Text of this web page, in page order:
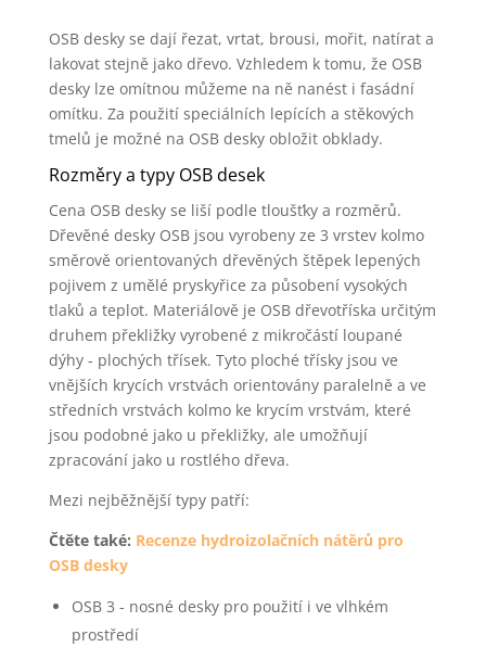
OSB desky se dají řezat, vrtat, brousi, mořit, natírat a
lakovat stejně jako dřevo. Vzhledem k tomu, že OSB
desky lze omítnou můžeme na ně nanést i fasádní
omítku. Za použití speciálních lepících a stěkových
tmelů je možné na OSB desky obložit obklady.
Rozměry a typy OSB desek
Cena OSB desky se liší podle tloušťky a rozměrů.
Dřevěné desky OSB jsou vyrobeny ze 3 vrstev kolmo
směrově orientovaných dřevěných štěpek lepených
pojivem z umělé pryskyřice za působení vysokých
tlaků a teplot. Materiálově je OSB dřevotříska určitým
druhem překližky vyrobené z mikročástí loupané
dýhy - plochých třísek. Tyto ploché třísky jsou ve
vnějších krycích vrstvách orientovány paralelně a ve
středních vrstvách kolmo ke krycím vrstvám, které
jsou podobné jako u překližky, ale umožňují
zpracování jako u rostlého dřeva.
Mezi nejběžnější typy patří:
Čtěte také: Recenze hydroizolačních nátěrů pro
OSB desky
OSB 3 - nosné desky pro použití i ve vlhkém
prostředí